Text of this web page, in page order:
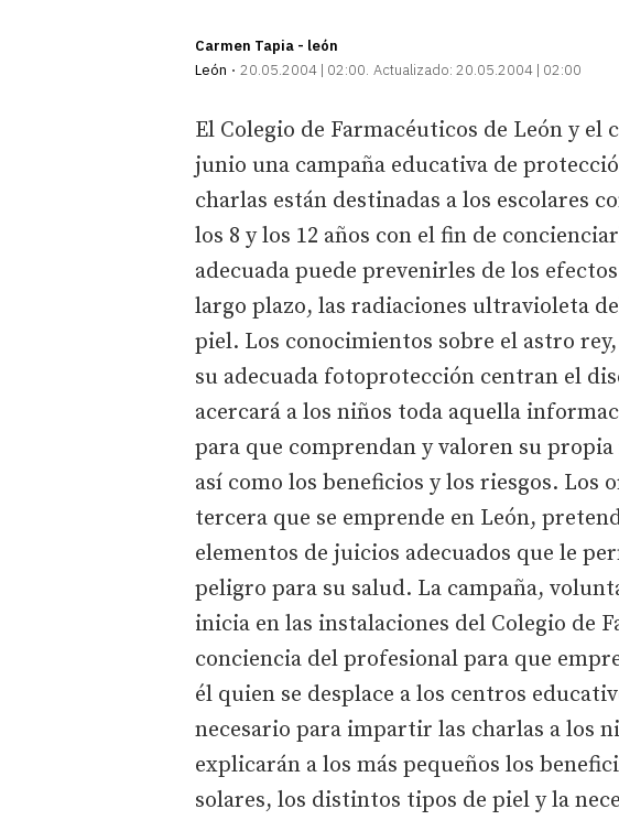
Carmen Tapia - león
León
20.05.2004 | 02:00 Actualizado: 20.05.2004 | 02:00
El Colegio de Farmacéuticos de León y
junio una campaña educativa de
charlas están destinadas a los escolares
los 8 y los 12 años con el fin de
adecuada puede prevenirles de los
largo plazo, las radiaciones ultravioleta
piel. Los conocimientos sobre el astro
su adecuada fotoprotección centran el
acercará a los niños toda aquella
para que comprendan y valoren su
así como los beneficios y los riesgos. Los
tercera que se emprende en León,
elementos de juicios adecuados que le
peligro para su salud. La campaña,
inicia en las instalaciones del Colegio de
conciencia del profesional para que
él quien se desplace a los centros
necesario para impartir las charlas a los
explicarán a los más pequeños los
solares, los distintos tipos de piel y la